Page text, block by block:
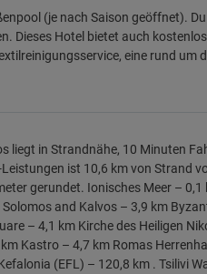
(je nach Saison geöffnet).
Dieses Hotel bietet auch
eine rund
liegt in Strandnähe, 10 Minuten
ist 10,6 km von Strand
gerundet. Ionisches Meer –
and Kalvos – 3,9 km
– 4,1 km Kirche des Heiligen
Kastro – 4,7 km Romas
(EFL) – 120,8 km . Tsilivi